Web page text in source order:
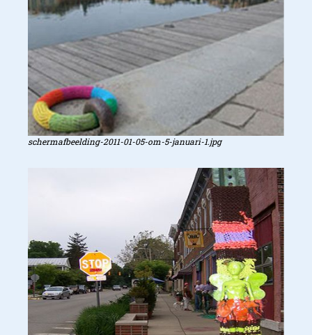
schermafbeelding-2011-01-05-om-5-januari-1.jpg